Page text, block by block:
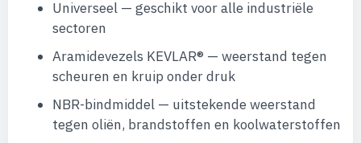
Universeel — geschikt voor alle industriële
sectoren
Aramidevezels KEVLAR® — weerstand tegen
scheuren en kruip onder druk
NBR-bindmiddel — uitstekende weerstand
tegen oliën, brandstoffen en koolwaterstoffen